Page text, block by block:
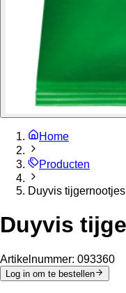
Home
Producten
Duyvis
Duyvis
Artikelnummer: 093360
Log in om te bestellen